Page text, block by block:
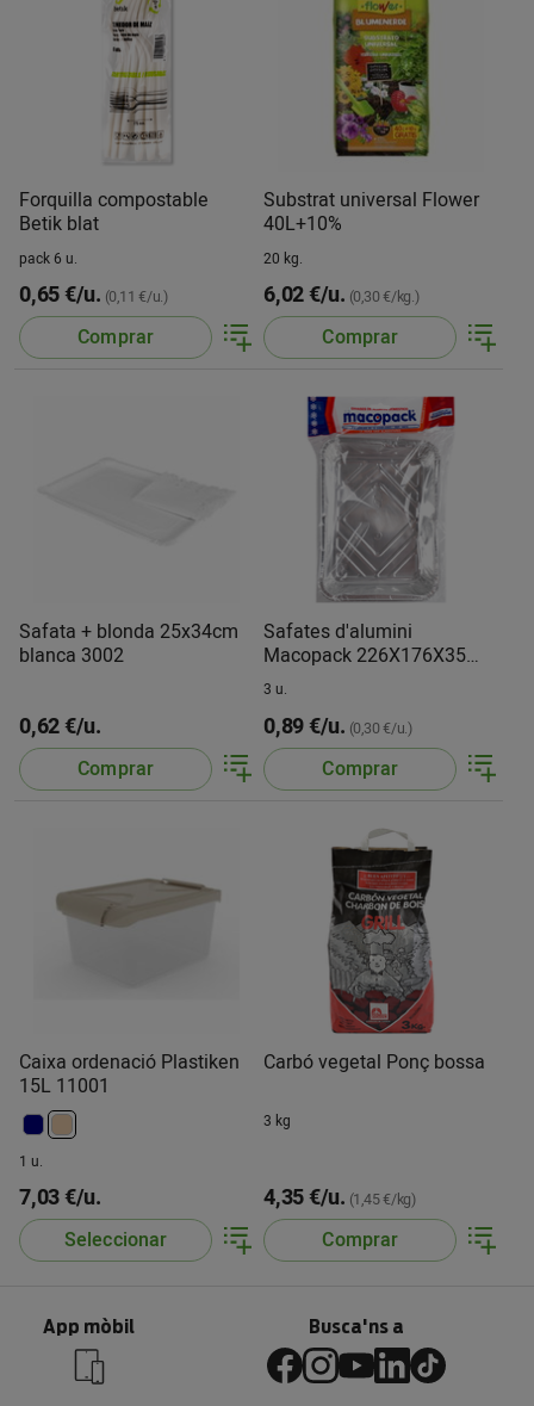
Forquilla compostable
Betik blat
pack 6 u.
0,65 €/u. (0,11 €/u.)
Comprar
Substrat universal Flower
40L+10%
20 kg.
6,02 €/u. (0,30 €/kg.)
Comprar
Safata + blonda 25x34cm
blanca 3002
0,62 €/u.
Comprar
Safates d'alumini
Macopack 226X176X35
mm
3 u.
0,89 €/u. (0,30 €/u.)
Comprar
Caixa ordenació Plastiken
15L 11001
1 u.
7,03 €/u.
Seleccionar
Carbó vegetal Ponç bossa
3 kg
4,35 €/u. (1,45 €/kg)
Comprar
App mòbil Busca'ns a